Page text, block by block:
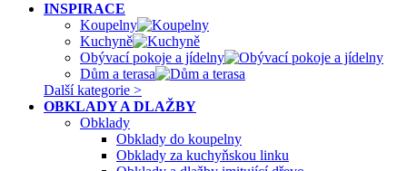
INSPIRACE
Koupelny
Kuchyně
Obývací pokoje a jídelny
Dům a terasa
Další kategorie >
OBKLADY A DLAŽBY
Obklady
Obklady do koupelny
Obklady za kuchyňskou linku